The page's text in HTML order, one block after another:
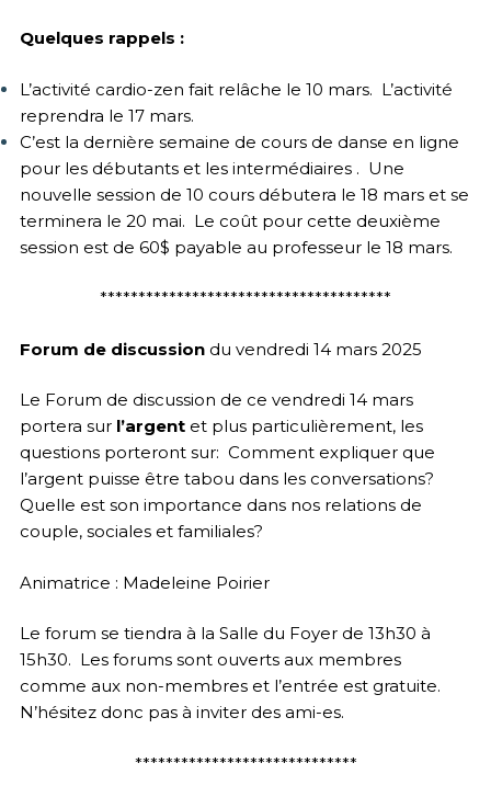
Quelques rappels :
L’activité cardio-zen fait relâche le 10 mars. L’activité
reprendra le 17 mars.
C’est la dernière semaine de cours de danse en ligne
pour les débutants et les intermédiaires . Une
nouvelle session de 10 cours débutera le 18 mars et se
terminera le 20 mai. Le coût pour cette deuxième
session est de 60$ payable au professeur le 18 mars.
**************************************
Forum de discussiondu vendredi 14 mars 2025
Le Forum de discussion de ce vendredi 14 mars
portera sur l’argentet plus particulièrement, les
questions porteront sur: Comment expliquer que
l’argent puisse être tabou dans les conversations?
Quelle est son importance dans nos relations de
couple, sociales et familiales?
Animatrice : Madeleine Poirier
Le forum se tiendra à la Salle du Foyer de 13h30 à
15h30. Les forums sont ouverts aux membres
comme aux non-membres et l’entrée est gratuite.
N’hésitez donc pas à inviter des ami-es.
*****************************